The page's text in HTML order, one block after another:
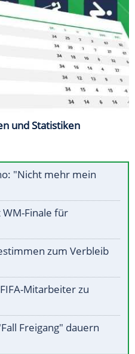
und Statistiken
"Nicht mehr mein
Finale für
zum Verbleib
Mitarbeiter zu
Freigang" dauern